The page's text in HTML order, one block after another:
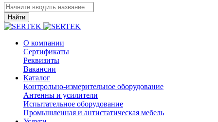
Найти
О компании
Сертификаты
Реквизиты
Вакансии
Каталог
Контрольно-измерительное оборудование
Антенны и усилители
Испытательное оборудование
Промышленная и антистатическая мебель